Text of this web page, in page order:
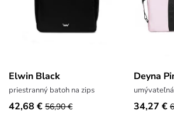
Elwin Black
priestranný batoh na zips
42,68 € 56,90 €
Deyna
34,27 €